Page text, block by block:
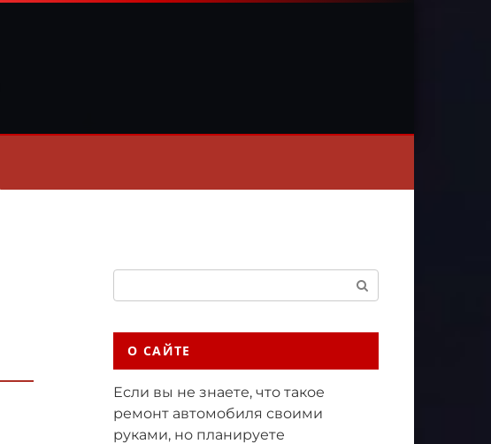
О САЙТЕ
Если вы не знаете, что такое
ремонт автомобиля своими
руками, но планируете